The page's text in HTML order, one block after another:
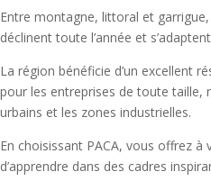
Entre montagne, littoral et
déclinent toute l’année et
La région bénéficie d’un excellent
pour les entreprises de toute taille,
urbains et les zones industrielles.
En choisissant PACA, vous offrez à
d’apprendre dans des cadres